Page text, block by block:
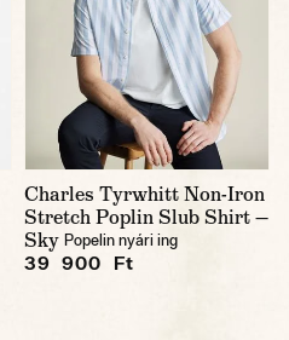
Charles Tyrwhitt Non-Iron
Stretch Poplin Slub Shirt —
Sky Popelin nyári ing
39 900 Ft